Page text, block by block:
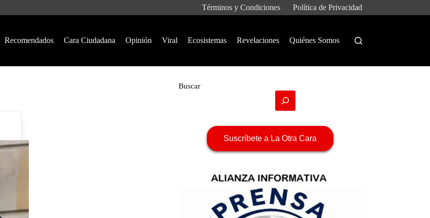
Términos y Condiciones Política de Privacidad
Recomendados Cara Ciudadana Opinión Viral Ecosistemas Revelaciones Quiénes Somos
Buscar
Suscríbete a La Otra Cara